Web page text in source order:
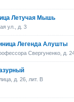
Летучая Мышь
ул., д. 3
Легенда Алушты
Свергуненко, д.
д. 26, лит. В